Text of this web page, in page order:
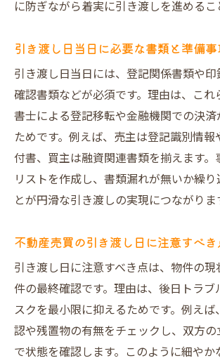
に防ぎながら着実に引き渡しを進めるこ
引き渡し日当日に必要な書類と準備
引き渡し日当日には、登記関係書類や
確認書類などが必須です。理由は、こ
書士による登記移転や金融機関での決
ためです。例えば、売主は登記識別情
付書、買主は融資関連書類を揃えます。
リストを作成し、書類漏れが無いか繰
とが円滑な引き渡しの実現につながりま
不動産売買の引き渡し日に注意すべき
引き渡し日に注意すべき点は、物件の
件の最終確認です。理由は、後日トラブ
スクを最小限に抑えるためです。例え
認や残置物の有無をチェックし、双方
で状態を確認します。このように細や